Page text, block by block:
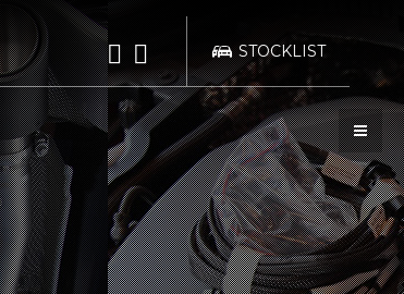
STOCKLIST
WRAPPING POLISH
TOKYO
bond
KATSUSHIKA
Body
bond Body QUICK
SERVICE
示